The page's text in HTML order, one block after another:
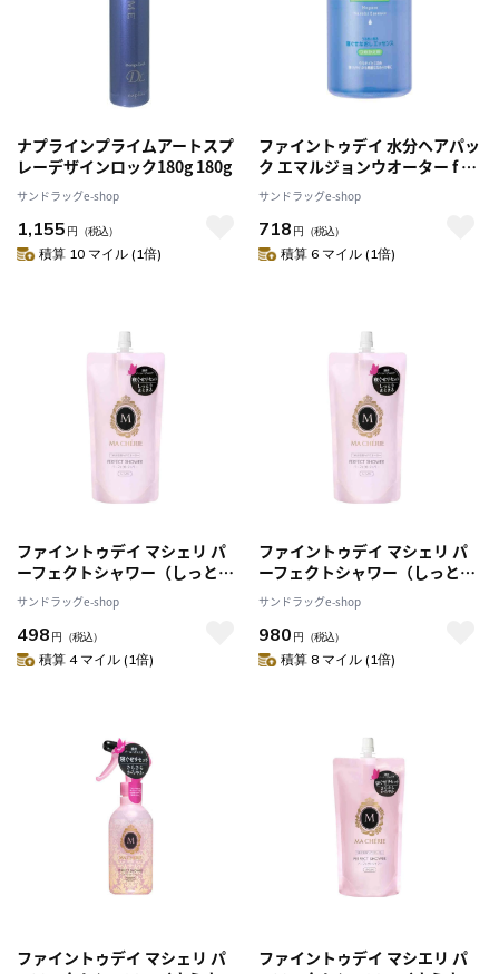
ナプラインプライムアートスプ
レーデザインロック180g 180g
サンドラッグe-shop
1,155 円 （税込）
積算 10 マイル (1倍)
ファイントゥデイ 水分ヘアパッ
ク エマルジョンウオーター f 詰
め替え 380ml
サンドラッグe-shop
718 円 （税込）
積算 6 マイル (1倍)
ファイントゥデイ マシェリ パ
ーフェクトシャワー（しっと
り）つめかえ 220ml
サンドラッグe-shop
498 円 （税込）
積算 4 マイル (1倍)
ファイントゥデイ マシェリ パ
ーフェクトシャワー（しっと
り）つめかえ 220ml [2個セッ
ト]
サンドラッグe-shop
980 円 （税込）
積算 8 マイル (1倍)
ファイントゥデイ マシェリ パ
ファイントゥデイ マシエリ パ